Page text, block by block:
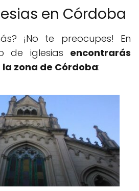
en Córdoba
¡No te preocupes! En
de iglesias encontrarás
zona de Córdoba: